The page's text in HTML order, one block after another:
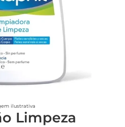
ilustrativa
Limpeza